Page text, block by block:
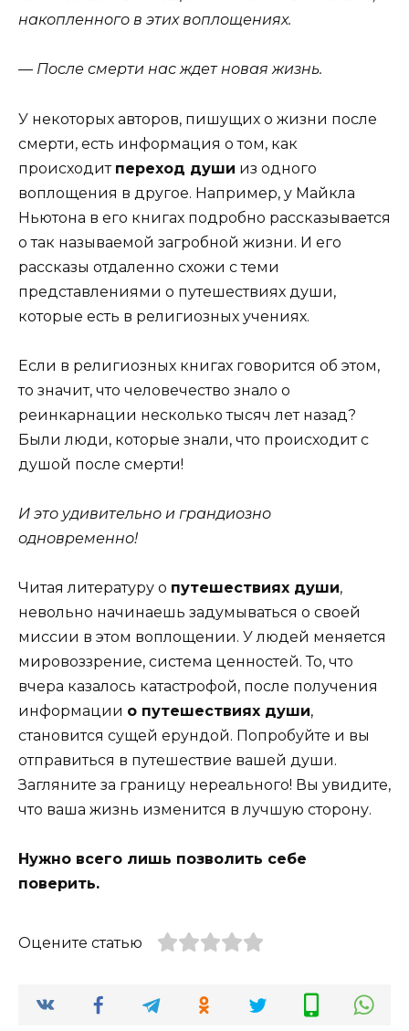
накопленного в этих воплощениях.
— После смерти нас ждет новая жизнь.
У некоторых авторов, пишущих о жизни после
смерти, есть информация о том, как
происходит переход души из одного
воплощения в другое. Например, у Майкла
Ньютона в его книгах подробно рассказывается
о так называемой загробной жизни. И его
рассказы отдаленно схожи с теми
представлениями о путешествиях души,
которые есть в религиозных учениях.
Если в религиозных книгах говорится об этом,
то значит, что человечество знало о
реинкарнации несколько тысяч лет назад?
Были люди, которые знали, что происходит с
душой после смерти!
И это удивительно и грандиозно
одновременно!
Читая литературу о путешествиях души,
невольно начинаешь задумываться о своей
миссии в этом воплощении. У людей меняется
мировоззрение, система ценностей. То, что
вчера казалось катастрофой, после получения
информации о путешествиях души,
становится сущей ерундой. Попробуйте и вы
отправиться в путешествие вашей души.
Загляните за границу нереального! Вы увидите,
что ваша жизнь изменится в лучшую сторону.
Нужно всего лишь позволить себе
поверить.
Оцените статью